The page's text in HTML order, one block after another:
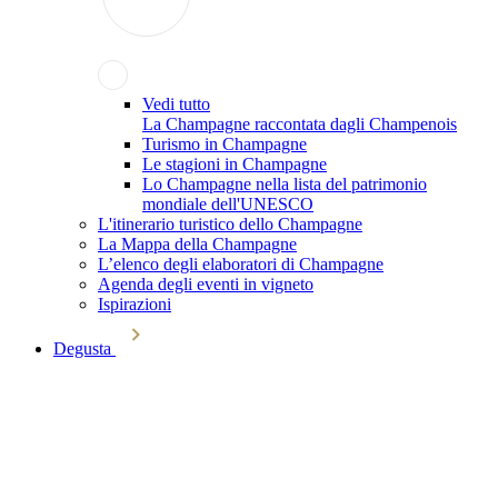
Vedi tutto
La Champagne raccontata dagli Champenois
Turismo in Champagne
Le stagioni in Champagne
Lo Champagne nella lista del patrimonio
mondiale dell'UNESCO
L'itinerario turistico dello Champagne
La Mappa della Champagne
L’elenco degli elaboratori di Champagne
Agenda degli eventi in vigneto
Ispirazioni
Degusta